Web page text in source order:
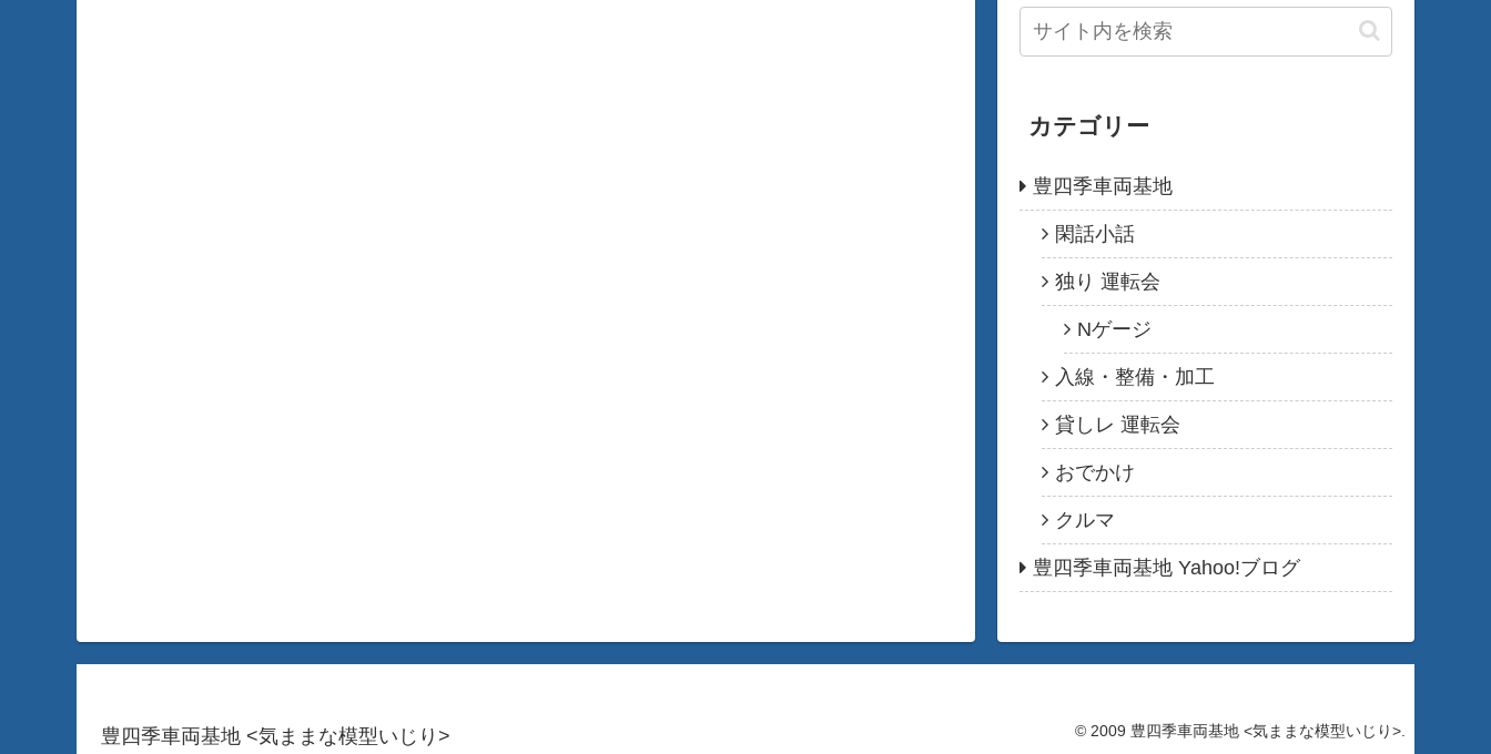
カテゴリー
豊四季車両基地
閑話小話
独り 運転会
Nゲージ
入線・整備・加工
貸しレ 運転会
おでかけ
クルマ
豊四季車両基地 Yahoo!ブログ
豊四季車両基地 <気ままな模型いじり> © 2009 豊四季車両基地 <気ままな模型いじり>.